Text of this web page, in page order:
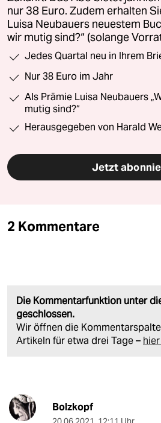
nur 38 Euro. Zudem erhalten
Luisa Neubauers neuestem
wir mutig sind?“ (solange
Jedes Quartal neu in Ihrem
Nur 38 Euro im Jahr
Als Prämie Luisa Neubauers
mutig sind?“
Herausgegeben von Harald
Jetzt
2 Kommentare
Die Kommentarfunktion unter
geschlossen.
Wir öffnen die
Artikeln für etwa drei Tage –
Bolzkopf